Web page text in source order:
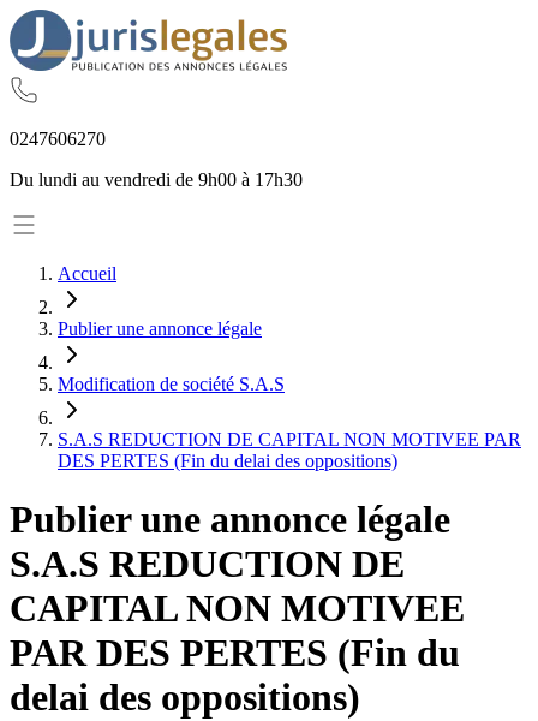
0247606270
Du lundi au vendredi de 9h00 à 17h30
Accueil
Publier une annonce légale
Modification de société S.A.S
S.A.S REDUCTION DE CAPITAL NON MOTIVEE PAR
DES PERTES (Fin du delai des oppositions)
Publier une annonce légale
S.A.S REDUCTION DE
CAPITAL NON MOTIVEE
PAR DES PERTES (Fin du
delai des oppositions)